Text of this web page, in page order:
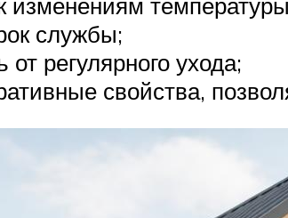
службы;
регулярного ухода;
свойства,